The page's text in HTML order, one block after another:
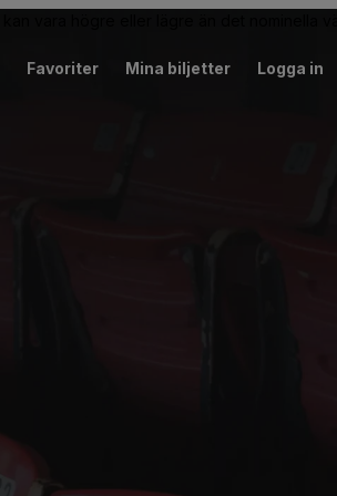
Favoriter Mina biljetter Logga in